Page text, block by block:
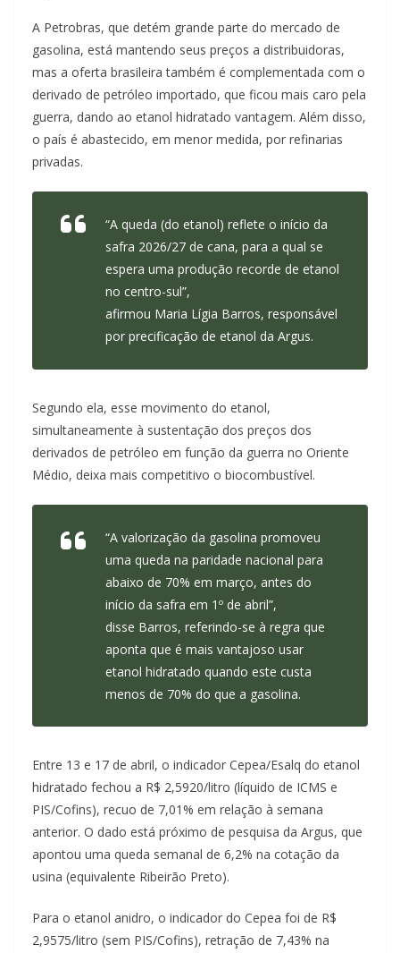
A Petrobras, que detém grande parte do mercado de
gasolina, está mantendo seus preços a distribuidoras,
mas a oferta brasileira também é complementada com o
derivado de petróleo importado, que ficou mais caro pela
guerra, dando ao etanol hidratado vantagem. Além disso,
o país é abastecido, em menor medida, por refinarias
privadas.
“A queda (do etanol) reflete o início da
safra 2026/27 de cana, para a qual se
espera uma produção recorde de etanol
no centro-sul”,
afirmou Maria Lígia Barros, responsável
por precificação de etanol da Argus.
Segundo ela, esse movimento do etanol,
simultaneamente à sustentação dos preços dos
derivados de petróleo em função da guerra no Oriente
Médio, deixa mais competitivo o biocombustível.
“A valorização da gasolina promoveu
uma queda na paridade nacional para
abaixo de 70% em março, antes do
início da safra em 1º de abril”,
disse Barros, referindo-se à regra que
aponta que é mais vantajoso usar
etanol hidratado quando este custa
menos de 70% do que a gasolina.
Entre 13 e 17 de abril, o indicador Cepea/Esalq do etanol
hidratado fechou a R$ 2,5920/litro (líquido de ICMS e
PIS/Cofins), recuo de 7,01% em relação à semana
anterior. O dado está próximo de pesquisa da Argus, que
apontou uma queda semanal de 6,2% na cotação da
usina (equivalente Ribeirão Preto).
Para o etanol anidro, o indicador do Cepea foi de R$
2,9575/litro (sem PIS/Cofins), retração de 7,43% na